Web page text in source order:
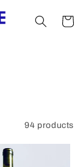
Cart
94 products